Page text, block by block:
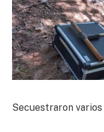
Secuestraron